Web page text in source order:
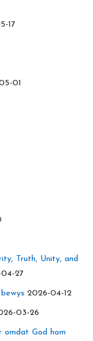
17
01
Truth, Unity, and
27
2026-04-12
03-26
omdat God hom